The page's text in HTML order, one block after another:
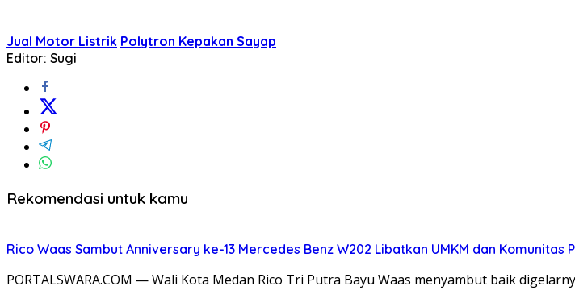
Jual Motor Listrik Polytron Kepakan Sayap
Editor: Sugi
Rekomendasi untuk kamu
Rico Waas Sambut Anniversary ke-13 Mercedes Benz W202 Libatkan UMKM dan Komunitas
PORTALSWARA.COM — Wali Kota Medan Rico Tri Putra Bayu Waas menyambut baik